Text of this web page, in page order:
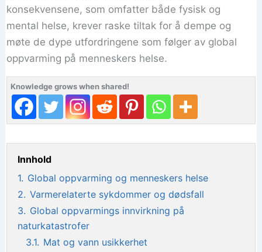
konsekvensene, som omfatter både fysisk og
mental helse, krever raske tiltak for å dempe og
møte de dype utfordringene som følger av global
oppvarming på menneskers helse.
Knowledge grows when shared!
Innhold
1. Global oppvarming og menneskers helse
2. Varmerelaterte sykdommer og dødsfall
3. Global oppvarmings innvirkning på
naturkatastrofer
3.1. Mat og vann usikkerhet